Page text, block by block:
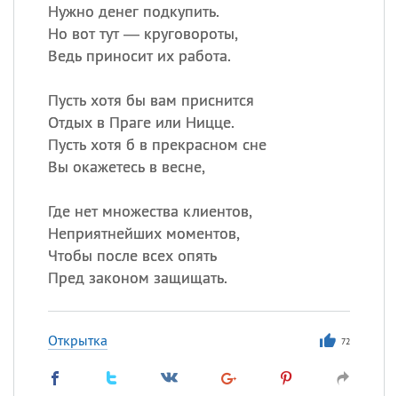
Нужно денег подкупить.
Но вот тут — круговороты,
Ведь приносит их работа.
Пусть хотя бы вам приснится
Отдых в Праге или Ницце.
Пусть хотя б в прекрасном сне
Вы окажетесь в весне,
Где нет множества клиентов,
Неприятнейших моментов,
Чтобы после всех опять
Пред законом защищать.
Открытка 72